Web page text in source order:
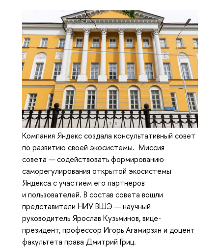
Компания Яндекс создала консультативный совет
по развитию своей экосистемы. Миссия
совета — содействовать формированию
саморегулирования открытой экосистемы
Яндекса с участием его партнеров
и пользователей. В состав совета вошли
представители НИУ ВШЭ — научный
руководитель Ярослав Кузьминов, вице-
президент, профессор Игорь Агамирзян и доцент
факультета права Дмитрий Гриц.